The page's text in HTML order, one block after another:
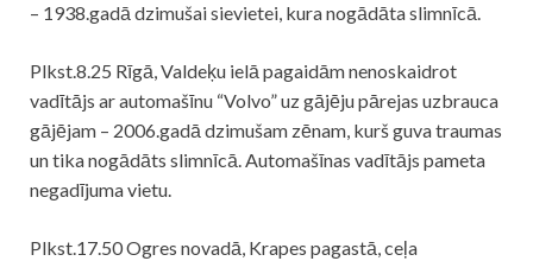
– 1938.gadā dzimušai sievietei, kura nogādāta slimnīcā.
Plkst.8.25 Rīgā, Valdeķu ielā pagaidām nenoskaidrot
vadītājs ar automašīnu “Volvo” uz gājēju pārejas uzbrauca
gājējam – 2006.gadā dzimušam zēnam, kurš guva traumas
un tika nogādāts slimnīcā. Automašīnas vadītājs pameta
negadījuma vietu.
Plkst.17.50 Ogres novadā, Krapes pagastā, ceļa